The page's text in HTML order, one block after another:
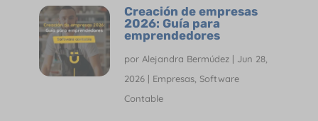
Creación de empresas
2026: Guía para
emprendedores
por Alejandra Bermúdez| Jun 28,
2026| Empresas, Software
Contable